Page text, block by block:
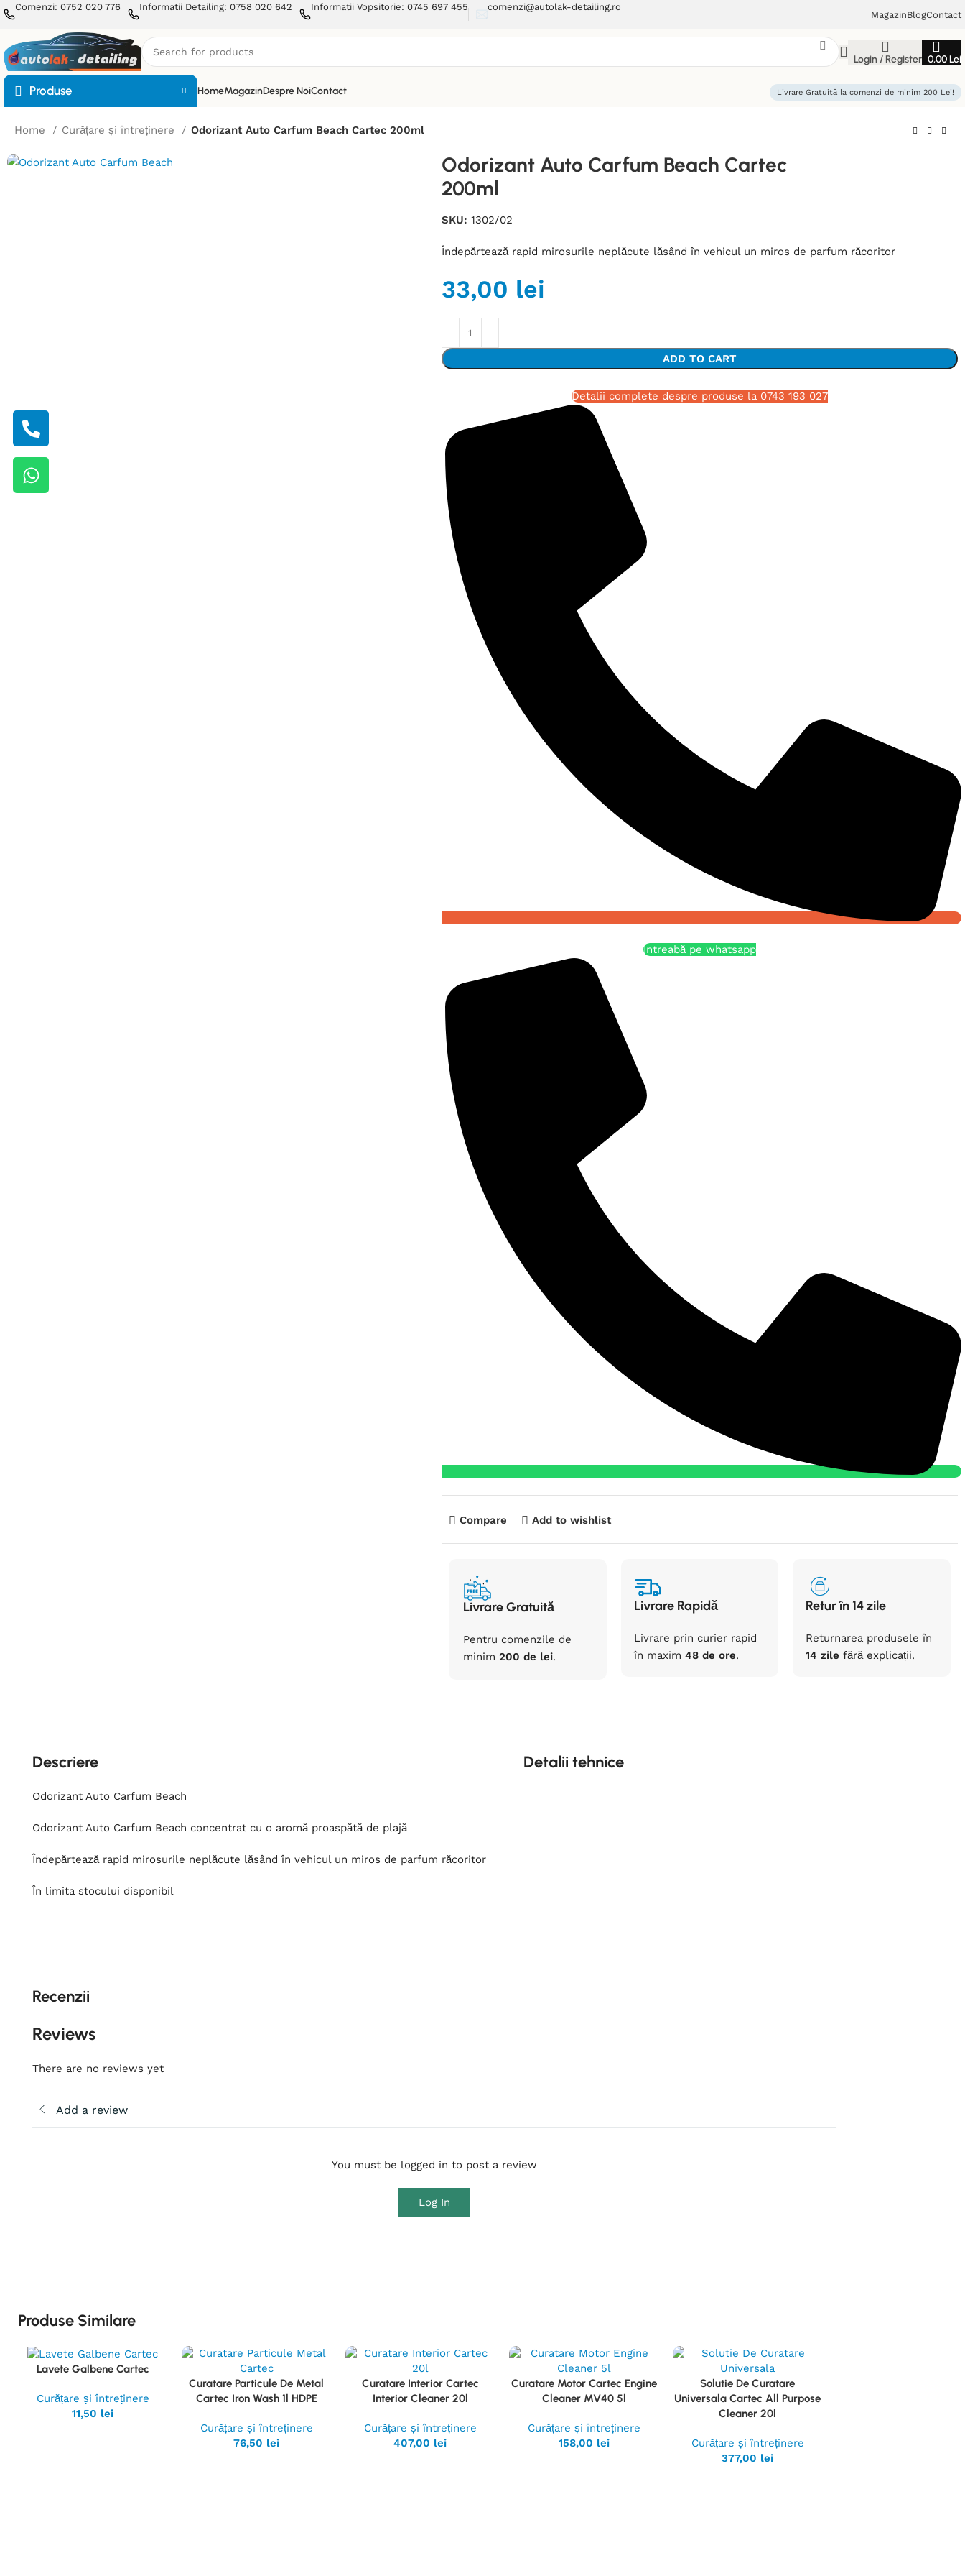
Comenzi: 0752 020 776 Informatii Detailing: 0758 020 642 Informatii Vopsitorie: 0745 697 455 comenzi@autolak-detailing.ro
MagazinBlogContact
Login / Register 0,00Lei
Produse HomeMagazinDespre NoiContact Livrare Gratuită la comenzi de minim 200 Lei!
Home Curățare și întreținere Odorizant Auto Carfum Beach Cartec 200ml
Odorizant Auto Carfum Beach Cartec
200ml
SKU: 1302/02
Îndepărtează rapid mirosurile neplăcute lăsând în vehicul un miros de parfum răcoritor
33,00 lei
ADD TO CART
Detalii complete despre produse la 0743 193 027
Întreabă pe whatsapp
Compare Add to wishlist
Livrare Gratuită
Pentru comenzile de
minim 200 de lei.
Livrare Rapidă
Livrare prin curier rapid
în maxim 48 de ore.
Retur în 14 zile
Returnarea produseleîn
14 zile fără explicații.
Descriere
Odorizant Auto Carfum Beach
Odorizant Auto Carfum Beach concentrat cu o aromă proaspătă de plajă
Îndepărtează rapid mirosurile neplăcute lăsând în vehicul un miros de parfum răcoritor
În limita stocului disponibil
Detalii tehnice
Recenzii
Reviews
There are no reviews yet
Add a review
You must be logged in to post a review
Log In
Produse Similare
Vezi
Lavete Galbene Cartec
Curățare și întreținere
11,50 lei
Vezi
Produsul
Curatare Particule De Metal
Cartec Iron Wash 1l HDPE
Curățare și întreținere
76,50 lei
Vezi
Produsul
Curatare Interior Cartec
Interior Cleaner 20l
Curățare și întreținere
407,00 lei
Vezi
Produsul
Curatare Motor Cartec Engine
Cleaner MV40 5l
Curățare și întreținere
158,00 lei
Vezi
Produsul
Solutie De Curatare
Universala Cartec All Purpose
Cleaner 20l
Curățare și întreținere
377,00 lei